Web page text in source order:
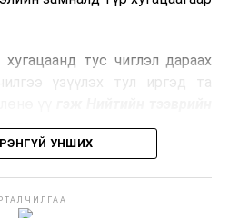
дулаан, цахилгаан
технологийг лагийн
тус чиглэл дараах
үзүүлэх тул иргэд та
УНШИХ